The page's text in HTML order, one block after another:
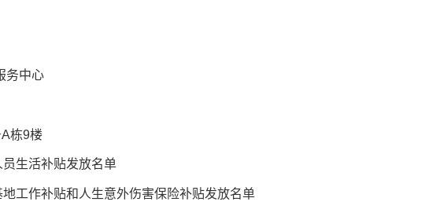
务中心
栋9楼
生活补贴发放名单
工作补贴和人生意外伤害保险补贴发放名单